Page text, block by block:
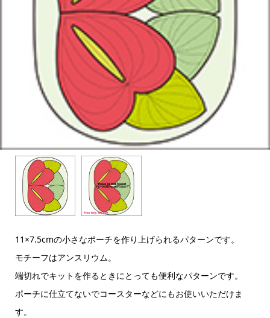
11×7.5cmの小さなポーチを作り上げられるパターンです。
モチーフはアンスリウム。
端切れでキットを作るときにとっても便利なパターンです。
ポーチに仕立てないでコースターなどにもお使いいただけま
す。